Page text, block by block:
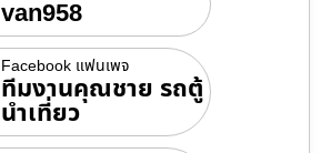
van958
Facebook แฟนเพจ
ทีมงานคุณชาย รถตู้
นำเที่ยว